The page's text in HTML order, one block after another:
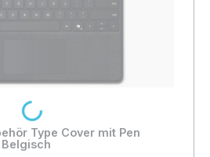
Type Cover mit Pen
Loading...